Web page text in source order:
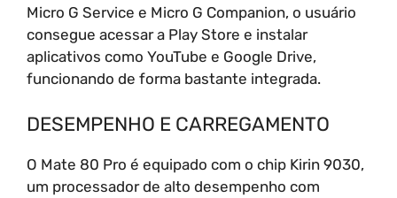
Micro G Service e Micro G Companion, o usuário
consegue acessar a Play Store e instalar
aplicativos como YouTube e Google Drive,
funcionando de forma bastante integrada.
DESEMPENHO E CARREGAMENTO
O Mate 80 Pro é equipado com o chip Kirin 9030,
um processador de alto desempenho com